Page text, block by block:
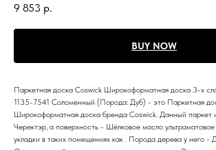
9 853 р.
BUY NOW
Паркетная доска Coswick Широкоформатная доска 3-х
1135-7541 Соломенный (Порода: Дуб) - это Паркетная
Широкоформатная доска бренда Coswick. Данный паркет
Черектэр, а поверхность - Шёлковое масло
укладки в таких помещениях как . Порода дерева у него -